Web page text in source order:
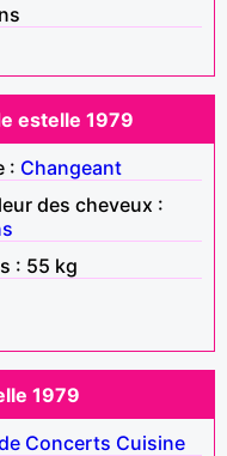
estelle 1979
: Changeant
des cheveux :
: 55 kg
1979
Concerts Cuisine